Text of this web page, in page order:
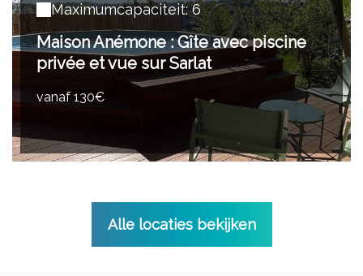
Maximumcapaciteit: 6
Maison Anémone : Gîte avec piscine
privée et vue sur Sarlat
vanaf 130€
Alle locaties bekijken